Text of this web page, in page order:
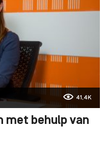
41,4K
met behulp van